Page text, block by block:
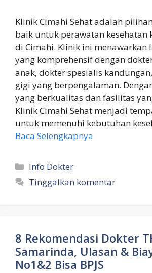
Klinik Cimahi Sehat adalah
baik untuk perawatan kesehatan
di Cimahi. Klinik ini menawarkan
yang komprehensif dengan
anak, dokter spesialis
gigi yang berpengalaman.
yang berkualitas dan fasilitas
Klinik Cimahi Sehat menjadi
untuk memenuhi kebutuhan
Baca Selengkapnya
Kategori
Info Dokter
Tinggalkan komentar
8 Rekomendasi Dokter
Samarinda, Ulasan &
No1&2 Bisa BPJS